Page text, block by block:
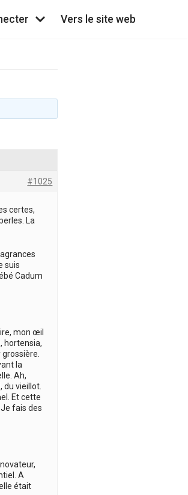
Vers le site web
#1025
certes,
La
suis
Cadum
mon œil
hortensia,
la
Ah,
du vieillot.
Et cette
fais des
A
était